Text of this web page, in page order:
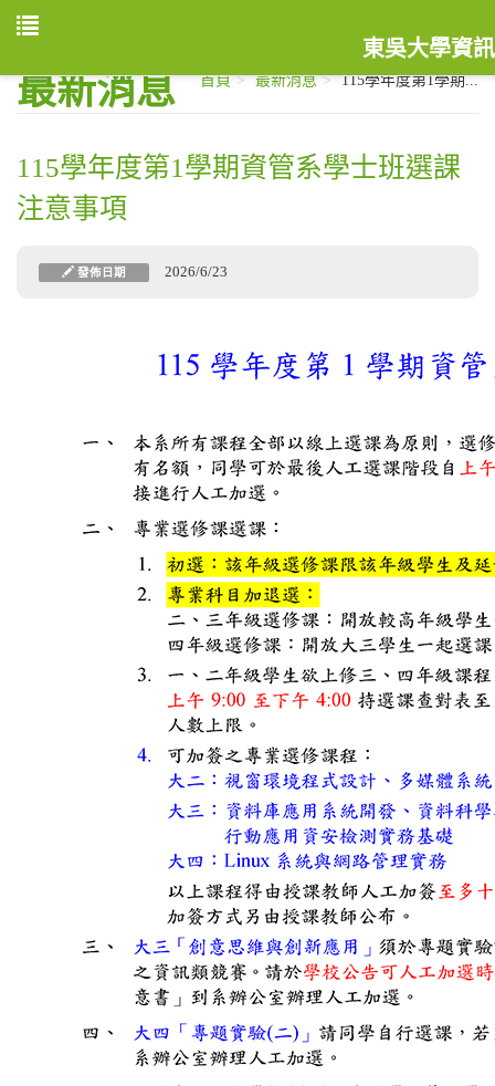
東吳大學資
最新消息 首頁 最新消息 115學年度第1學期...
115學年度第1學期資管系學士班選課
注意事項
發佈日期 2026/6/23